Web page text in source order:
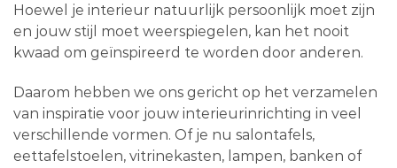
Hoewel je interieur natuurlijk persoonlijk moet zijn
en jouw stijl moet weerspiegelen, kan het nooit
kwaad om geïnspireerd te worden door anderen.
Daarom hebben we ons gericht op het verzamelen
van inspiratie voor jouw interieurinrichting in veel
verschillende vormen. Of je nu salontafels,
eettafelstoelen, vitrinekasten, lampen, banken of